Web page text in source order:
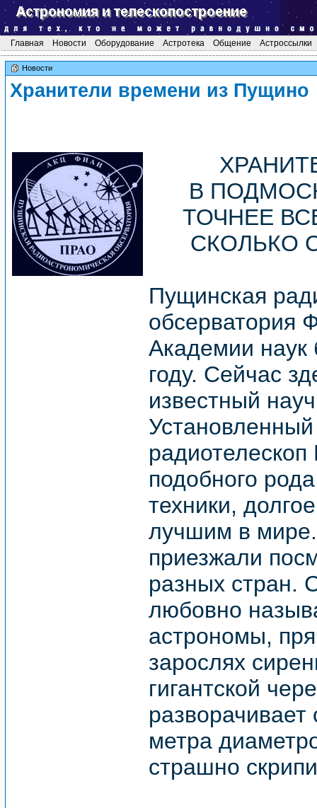
Главная Новости Оборудование Астротека Общение Астроссылки
Новости
Хранители времени из Пущино
В
ТОЧНЕЕ
СКОЛЬКО
Пущинская
обсерватория
Академии наук
году. Сейчас
известный
подобного
техники,
лучшим в
приезжали
разных стран.
любовно
астрономы,
зарослях
гигантской
разворачивает
метра
страшно